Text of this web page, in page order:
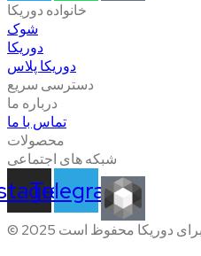
خانواده دوریکا
شوک
دوریکا
دوریکا پلاس
دسترسی سریع
درباره ما
تماس با ما
محصولات
شبکه های اجتماعی
Telegram